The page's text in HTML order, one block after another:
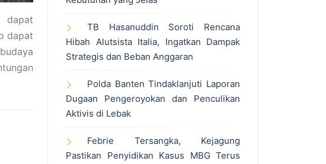
dapat
dapat
TB Hasanuddin Soroti Rencana
Hibah Alutsista Italia, Ingatkan Dampak
Strategis dan Beban Anggaran
Polda Banten Tindaklanjuti Laporan
Dugaan Pengeroyokan dan Penculikan
Aktivis di Lebak
Febrie Tersangka, Kejagung
Pastikan Penyidikan Kasus MBG Terus